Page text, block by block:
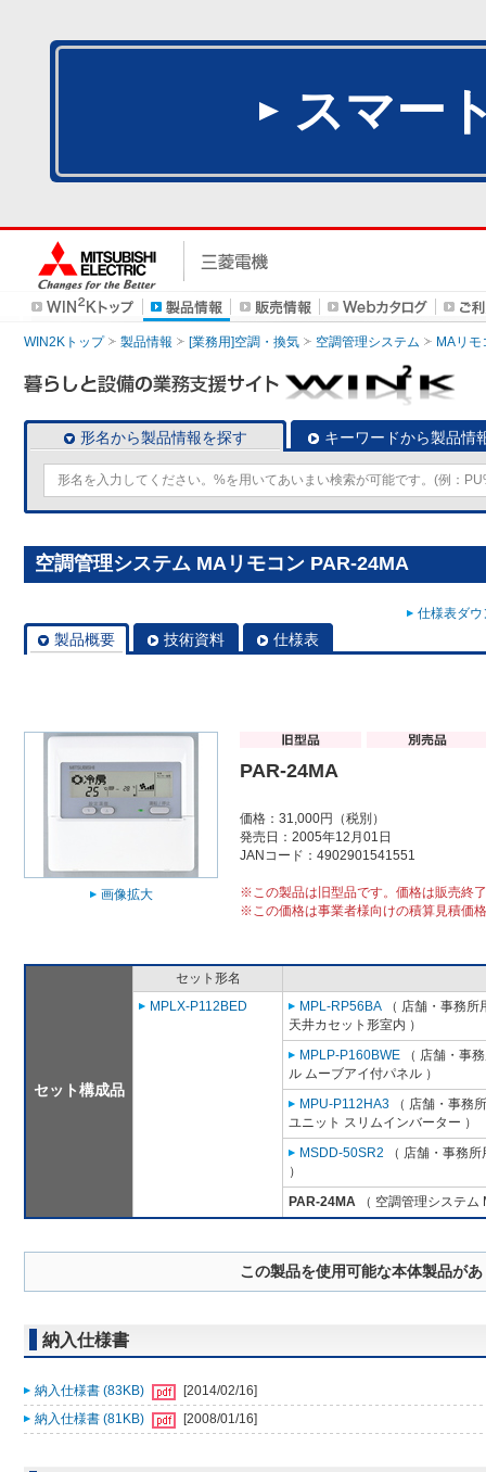
スマー
WIN2Kトップ 製品情報 [業務用]空調・換気 空調管理システム MAリモ
形名から製品情報を探す キーワードから製品情
空調管理システム MAリモコン PAR-24MA
仕様表ダ
製品概要 技術資料 仕様表
画像拡大
PAR-24MA
価格：31,000円（税別）
発売日：2005年12月01日
JANコード：4902901541551
※この製品は旧型品です。価格は販売終
※この価格は事業者様向けの積算見積価
セット構成品
セット形名
MPLX-P112BED
MPL-RP56BA （ 店舗・事務
天井カセット形室内 ）
MPLP-P160BWE （ 店舗・事
ル ムーブアイ付パネル ）
MPU-P112HA3 （ 店舗・事務
ユニット スリムインバーター ）
MSDD-50SR2 （ 店舗・事務
）
PAR-24MA （ 空調管理システム
この製品を使用可能な本体製品が
納入仕様書
納入仕様書 (83KB)
[2014/02/16]
納入仕様書 (81KB)
[2008/01/16]